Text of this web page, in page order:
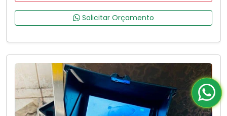
Solicitar Orçamento